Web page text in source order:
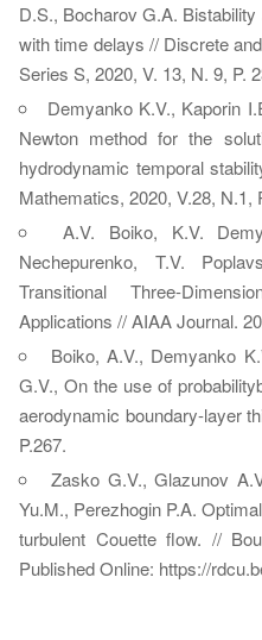
D.S., Bocharov G.A.
with time delays // Discrete
Series S, 2020, V. 13, N. 9, P.
Demyanko K.V., Kaporin
Newton method for the
hydrodynamic temporal
Mathematics, 2020, V.28, N.1,
A.V. Boiko, K.V.
Nechepurenko, T.V.
Transitional Three-
Applications // AIAA Journal.
Boiko, A.V., Demyanko
G.V., On the use of
aerodynamic boundary-layer
P.267.
Zasko G.V., Glazunov
Yu.M., Perezhogin P.A.
turbulent Couette flow. //
Published Online: https://